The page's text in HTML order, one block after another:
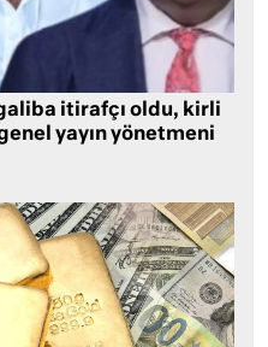
itirafçı oldu, kirli
yayın yönetmeni